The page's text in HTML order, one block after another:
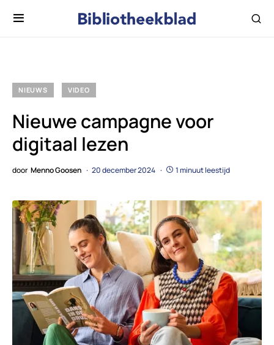
NIEUWS VIDEO
Nieuwe campagne voor
digitaal lezen
door Menno Goosen 20 december 2024 1 minuut leestijd